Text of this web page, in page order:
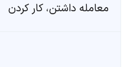
معامله داشتن، کار کردن